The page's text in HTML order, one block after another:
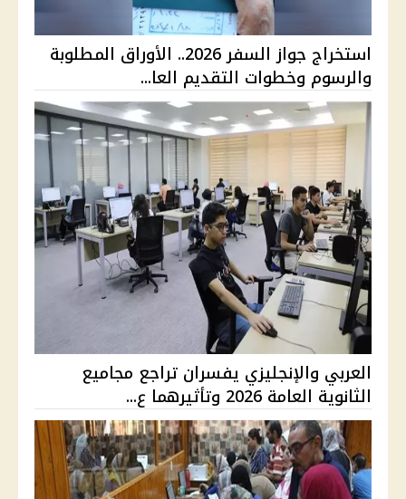
استخراج جواز السفر 2026.. الأوراق المطلوبة
والرسوم وخطوات التقديم العا...
العربي والإنجليزي يفسران تراجع مجاميع
الثانوية العامة 2026 وتأثيرهما ع...